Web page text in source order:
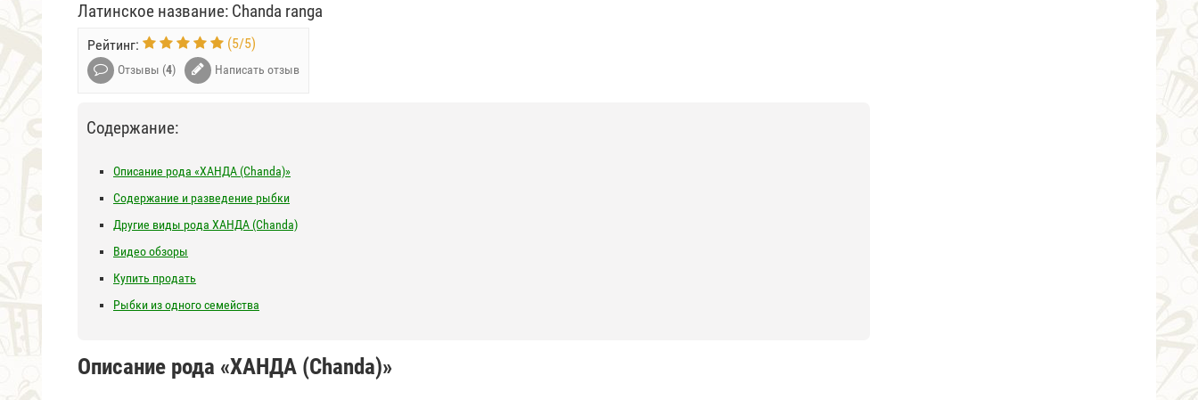
Латинское название: Chanda ranga
Рейтинг: (5/5)
Отзывы (4) Написать отзыв
Содержание:
Описание рода «ХАНДА (Chanda)»
Содержание и разведение рыбки
Другие виды рода ХАНДА (Chanda)
Видео обзоры
Купить продать
Рыбки из одного семейства
Описание рода «ХАНДА (Chanda)»